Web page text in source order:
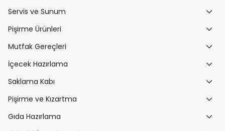
Servis ve Sunum
Pişirme Ürünleri
Mutfak Gereçleri
İçecek Hazırlama
Saklama Kabı
Pişirme ve Kızartma
Gıda Hazırlama